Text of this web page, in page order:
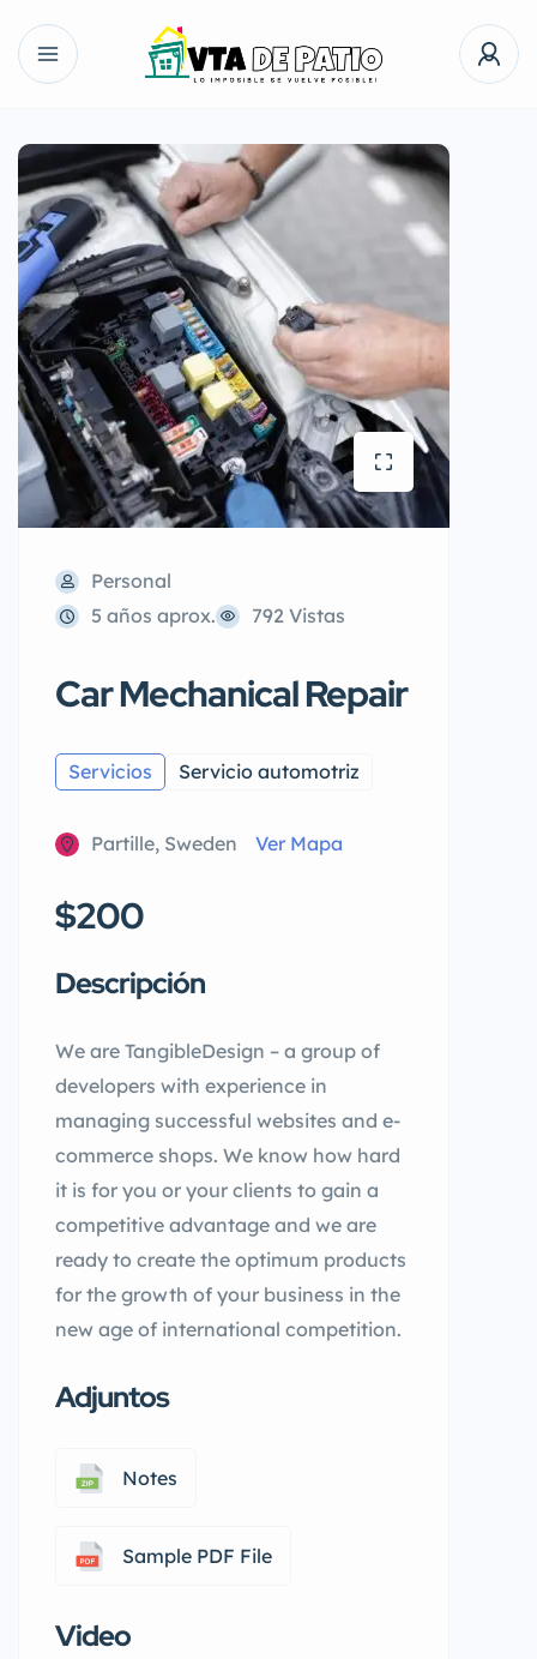
Personal
5 años aprox.
792 Vistas
Car Mechanical Repair
Servicios Servicio automotriz
Partille, Sweden Ver Mapa
$200
Descripción
We are TangibleDesign – a group of
developers with experience in
managing successful websites and e-
commerce shops. We know how hard
it is for you or your clients to gain a
competitive advantage and we are
ready to create the optimum products
for the growth of your business in the
new age of international competition.
Adjuntos
Notes
Sample PDF File
Video